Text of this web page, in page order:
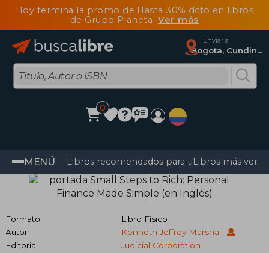
Hoy termina la promo de Hasta 30% dcto en libros
de Grupo Planeta Ver más
Enviar a
Bogota, Cundinamarca
0
MENÚ Libros recomendados para tiLibros más
Formato
Libro Físico
Autor
Kenneth Jeffrey Marshall
Editorial
Judicial Corporation